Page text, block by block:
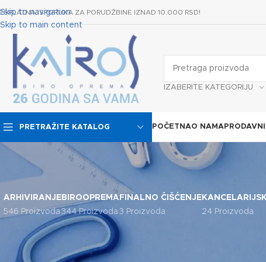
Skip to navigation
Skip to main content
ISPORUKA ZA PORUDŽBINE IZNAD 10.000 RSD!
IZABERITE KATEGORIJU
PRETRAŽITE KATALOG POČETNAO NAMA
ARHIVIRANJE
546 Proizvoda
BIROOPREMA
344 Proizvoda
FINALNO ČIŠĆENJE
3 Proizvoda
24 Proizvoda
KATEGORIJE